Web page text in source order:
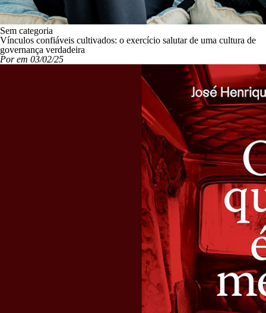
Sem categoria
Vínculos confiáveis cultivados: o exercício salutar de uma cultura de
governança verdadeira
Por em 03/02/25